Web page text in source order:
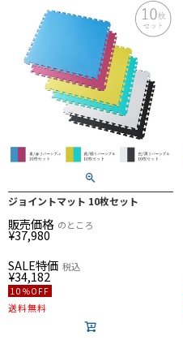
ジョイントマット 10枚セット
販売価格
¥37,980
のところ
SALE特価
¥34,182
税込
10％OFF
送料無料